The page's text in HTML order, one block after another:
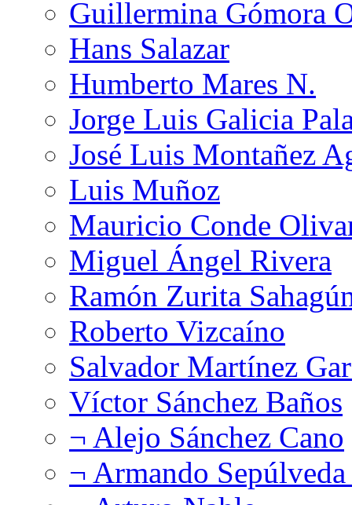
Guillermina Gómora
Hans Salazar
Humberto Mares N.
Jorge Luis Galicia
José Luis Montañez
Luis Muñoz
Mauricio Conde
Miguel Ángel Rivera
Ramón Zurita
Roberto Vizcaíno
Salvador Martínez
Víctor Sánchez Baños
¬ Alejo Sánchez Cano
¬ Armando